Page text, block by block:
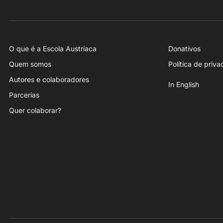
O que é a Escola Austríaca
Quem somos
Autores e colaboradores
Parcerias
Quer colaborar?
Donativos
Política de
In English